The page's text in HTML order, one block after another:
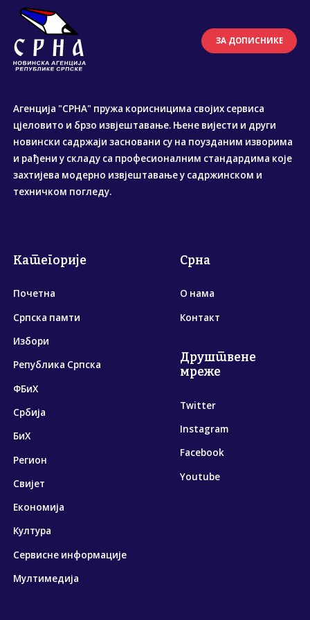
ЗА ДОПИСНИКЕ
Агенција "СРНА" пружа корисницима својих сервиса
цјеловито и брзо извјештавање. Њене вијести и други
новински садржаји засновани су на поузданим изворима
и рађени у складу са професионалним стандардима које
захтијева модерно извјештавање у садржинском и
техничком погледу.
Категорије
Почетна
Српска памти
Избори
Република Српска
ФБиХ
Србија
БиХ
Регион
Свијет
Економија
Култура
Сервисне информације
Мултимедија
Срна
О нама
Контакт
Друштвене
мреже
Twitter
Instagram
Facebook
Youtube